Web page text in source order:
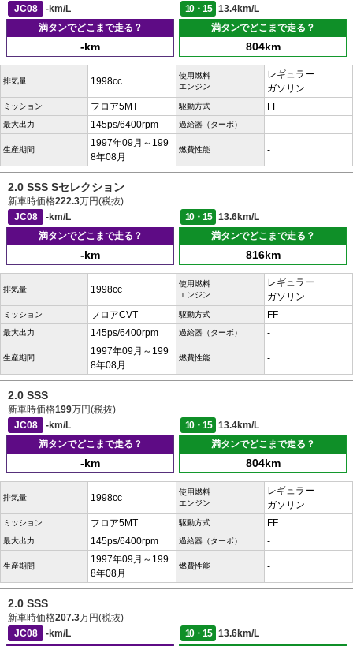
JC08
-km/L 10・15
13.4km/L
満タンでどこまで走る？
-km
満タンでどこまで走る？
804km
排気量 1998cc
使用燃料
エンジン
レギュラー
ガソリン
ミッション フロア5MT 駆動方式 FF
最大出力 145ps/6400rpm 過給器（ターボ） -
生産期間
1997年09月～199
8年08月
燃費性能 -
2.0 SSS Sセレクション
新車時価格222.3万円(税抜)
JC08
-km/L 10・15
13.6km/L
満タンでどこまで走る？
-km
満タンでどこまで走る？
816km
排気量 1998cc
使用燃料
エンジン
レギュラー
ガソリン
ミッション フロアCVT 駆動方式 FF
最大出力 145ps/6400rpm 過給器（ターボ） -
生産期間
1997年09月～199
8年08月
燃費性能 -
2.0 SSS
新車時価格199万円(税抜)
JC08
-km/L 10・15
13.4km/L
満タンでどこまで走る？
-km
満タンでどこまで走る？
804km
排気量 1998cc
使用燃料
エンジン
レギュラー
ガソリン
ミッション フロア5MT 駆動方式 FF
最大出力 145ps/6400rpm 過給器（ターボ） -
生産期間
1997年09月～199
8年08月
燃費性能 -
2.0 SSS
新車時価格207.3万円(税抜)
JC08
-km/L 10・15
13.6km/L